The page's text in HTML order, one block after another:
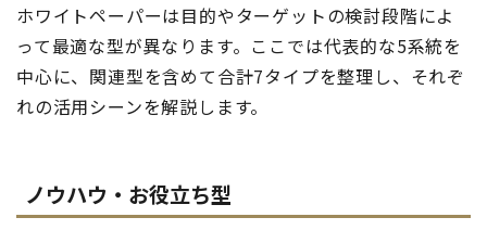
ホワイトペーパーは目的やターゲットの検討段階によ
って最適な型が異なります。ここでは代表的な5系統を
中心に、関連型を含めて合計7タイプを整理し、それぞ
れの活用シーンを解説します。
ノウハウ・お役立ち型